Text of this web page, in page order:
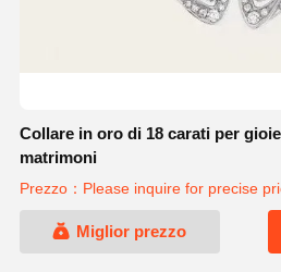
Collare in oro di 18 carati per
matrimoni
Prezzo：Please inquire for precise
Miglior prezzo